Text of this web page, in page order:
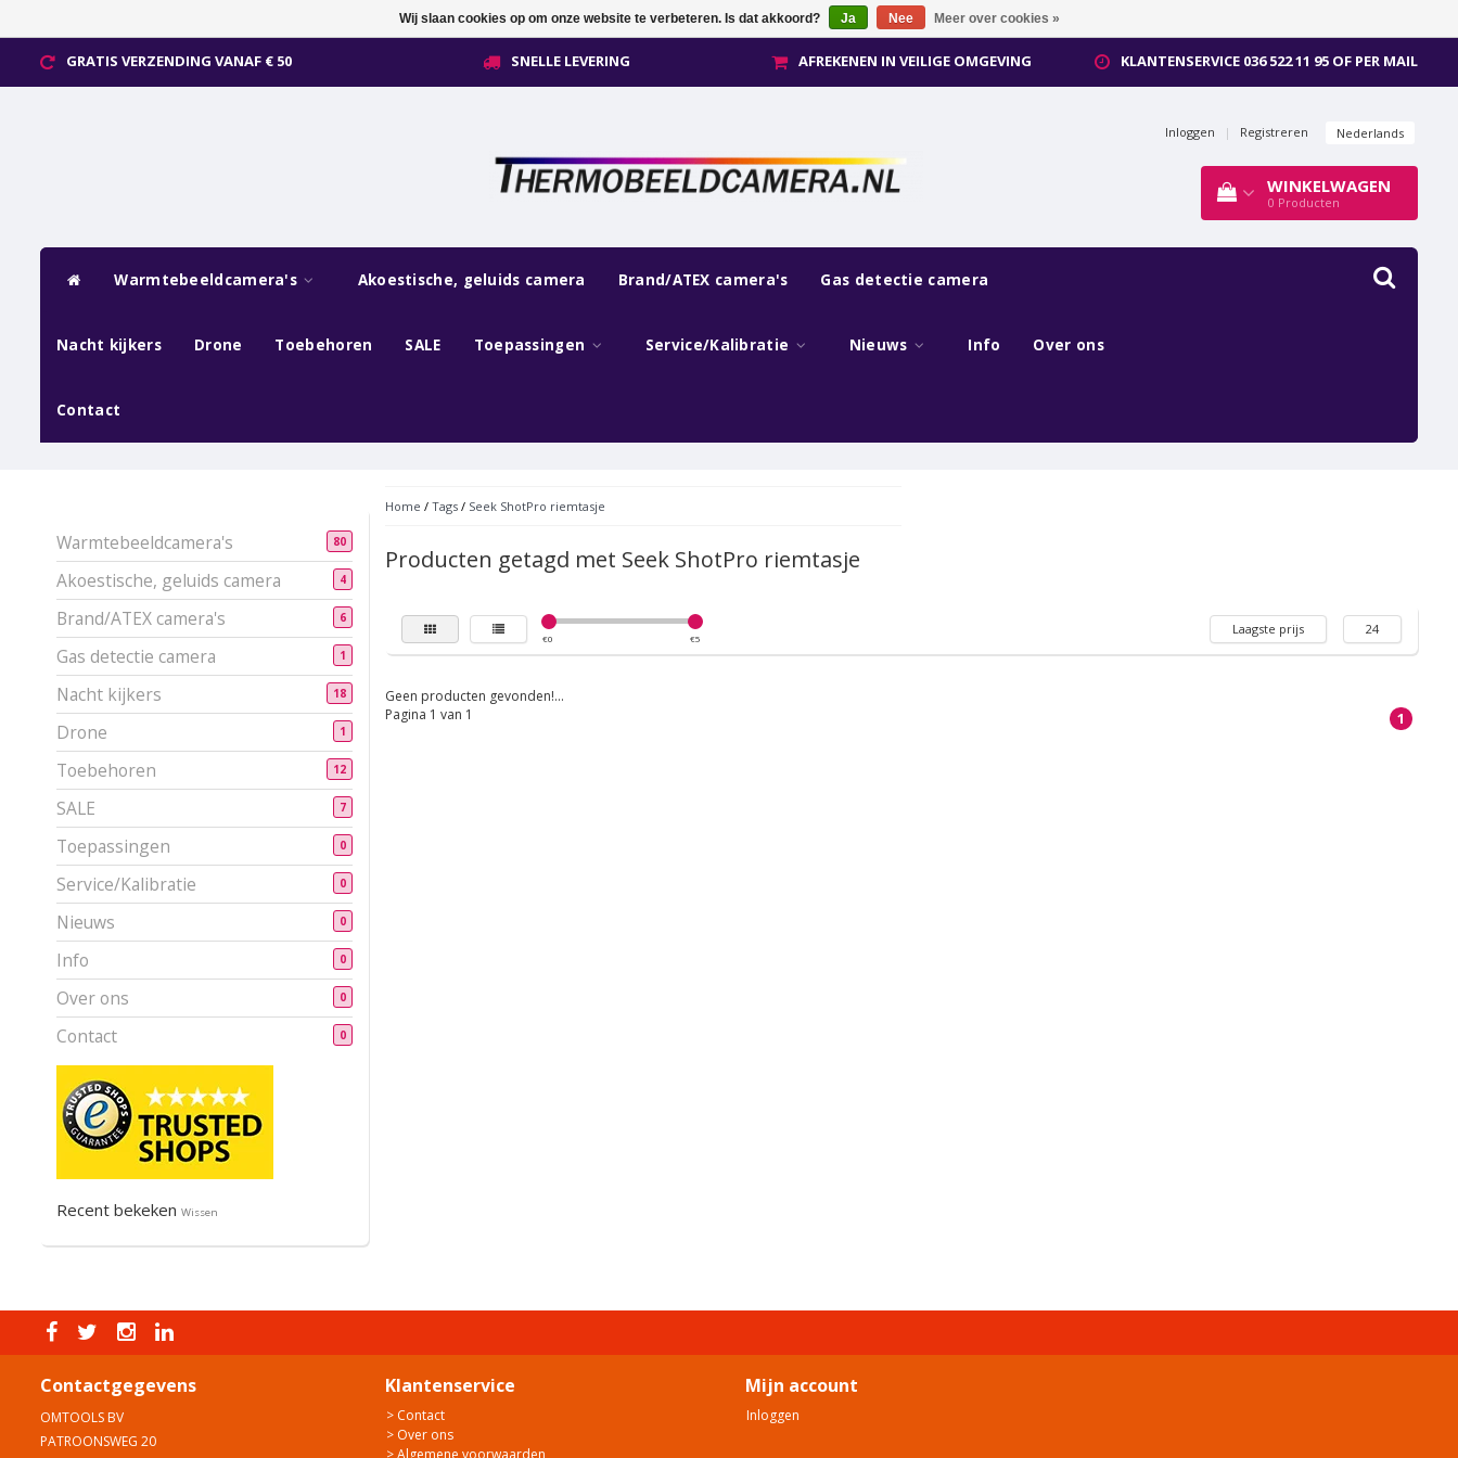
GRATIS VERZENDING VANAF € 50 SNELLE LEVERING AFREKENEN IN VEILIGE OMGEVING KLANTENSERVICE 036 522 11 95 OF PER MAIL
Inloggen | Registreren Nederlands
WINKELWAGEN
0 Producten
Warmtebeeldcamera's Akoestische, geluids camera Brand/ATEX camera's Gas detectie camera
Nacht kijkers Drone Toebehoren SALE Toepassingen Service/Kalibratie Nieuws Info Over ons
Contact
Warmtebeeldcamera's 80
Akoestische, geluids camera 4
Brand/ATEX camera's 6
Gas detectie camera 1
Nacht kijkers 18
Drone 1
Toebehoren 12
SALE 7
Toepassingen 0
Service/Kalibratie 0
Nieuws 0
Info 0
Over ons 0
Contact 0
Recent bekeken Wissen
Home / Tags/ Seek ShotPro riemtasje
Producten getagd met Seek ShotPro riemtasje
€0 €5
Laagste prijs 24
Geen producten gevonden!...
Pagina 1 van 1
1
Contactgegevens
OMTOOLS BV
PATROONSWEG 20
Klantenservice
> Contact
> Over ons
> Algemene voorwaarden
Mijn account
Inloggen
Wij slaan cookies op om onze website te verbeteren. Is dat akkoord? Ja Nee Meer over cookies »